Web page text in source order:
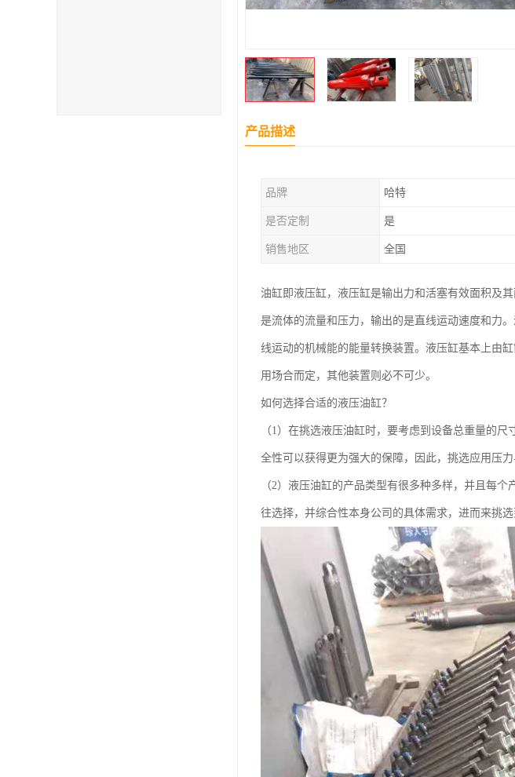
产品描述
品牌 哈特
是否定制 是
销售地区 全国
油缸即液压缸，液压缸是输出力和活塞有效面积及
是流体的流量和压力，输出的是直线运动速度和力
线运动的机械能的能量转换装置。液压缸基本上由
用场合而定，其他装置则必不可少。
如何选择合适的液压油缸？
（1）在挑选液压油缸时，要考虑到设备总重量的
全性可以获得更为强大的保障，因此，挑选应用压
（2）液压油缸的产品类型有很多种多样，并且每
往选择，并综合性本身公司的具体需求，进而来挑选